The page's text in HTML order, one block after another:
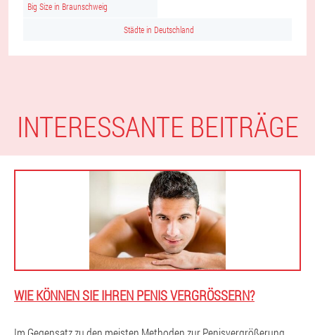
Big Size in Braunschweig
Städte in Deutschland
INTERESSANTE BEITRÄGE
WIE KÖNNEN SIE IHREN PENIS VERGRÖSSERN?